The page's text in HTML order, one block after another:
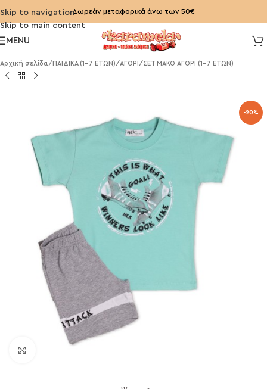
Skip to navigation
Skip to main content
Δωρεάν μεταφορικά άνω των 50€
MENU
Αρχική σελίδα/ ΠΑΙΔΙΚΑ (1-7 ΕΤΩΝ)/ΑΓΟΡΙ /ΣΕΤ ΜΑΚΟ ΑΓΟΡΙ (1-7 ΕΤΩΝ)
-20%